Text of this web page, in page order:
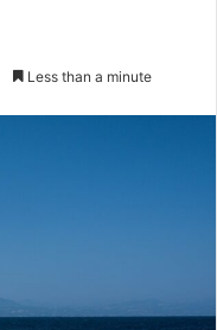
Less than a minute